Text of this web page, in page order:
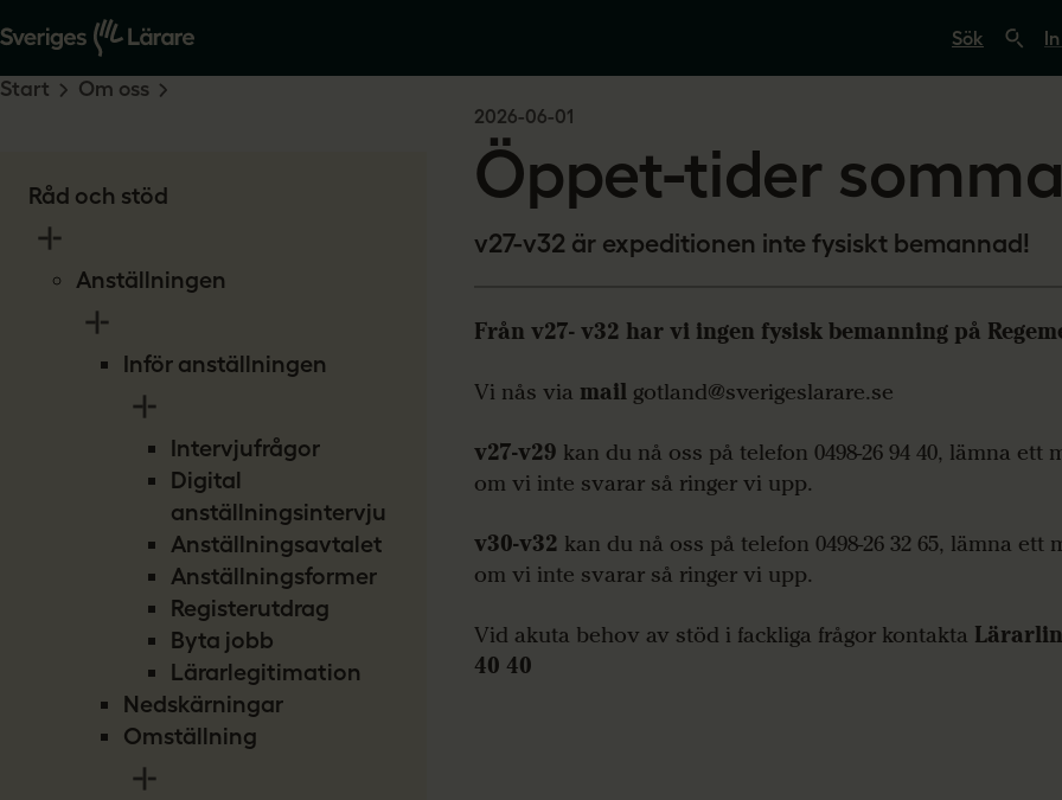
ö
p
r
e
s
a
e
Råd och stöd
Anställningen
Inför anställningen
Intervjufrågor
Digital
anställningsintervju
Anställningsavtalet
Anställningsformer
Registerutdrag
Byta jobb
Lärarlegitimation
Nedskärningar
Omställning
Start Om oss
2026-06-01
Öppet-tider
v27-v32 är expeditionen inte fysiskt bemannad!
Från v27- v32 har vi ingen fysisk bemanning på
Vi nås via mail gotland@sverigeslarare.se
v27-v29 kan du nå oss på telefon 0498-26 94 40, lämna ett
om vi inte svarar så ringer vi upp.
v30-v32 kan du nå oss på telefon 0498-26 32 65, lämna ett
om vi inte svarar så ringer vi upp.
Vid akuta behov av stöd i fackliga frågor kontakta
40 40